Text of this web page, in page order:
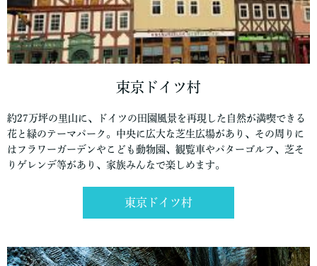
束京ドイツ村
約27万坪の里山に、ドイツの田園風景を再現した自然が満喫できる
花と緑のテーマパーク。中央に広大な芝生広場があり、その周りに
はフラワーガーデンやこども動物園、観覧車やパターゴルフ、芝そ
りゲレンデ等があり、家族みんなで楽しめます。
東京ドイツ村